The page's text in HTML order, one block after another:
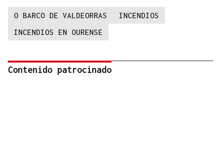
O BARCO DE VALDEORRAS
INCENDIOS
INCENDIOS EN OURENSE
Contenido patrocinado